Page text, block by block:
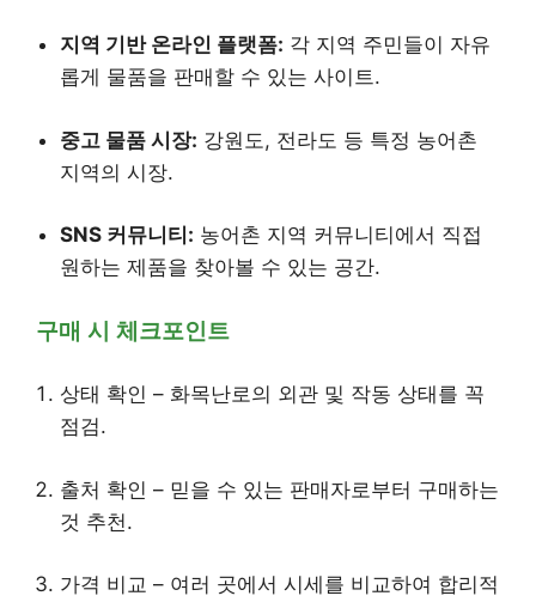
지역 기반 온라인 플랫폼: 각 지역 주민들이 자유
롭게 물품을 판매할 수 있는 사이트.
중고 물품 시장: 강원도, 전라도 등 특정 농어촌
지역의 시장.
SNS 커뮤니티: 농어촌 지역 커뮤니티에서 직접
원하는 제품을 찾아볼 수 있는 공간.
구매 시 체크포인트
상태 확인 – 화목난로의 외관 및 작동 상태를 꼭
점검.
출처 확인 – 믿을 수 있는 판매자로부터 구매하는
것 추천.
가격 비교 – 여러 곳에서 시세를 비교하여 합리적